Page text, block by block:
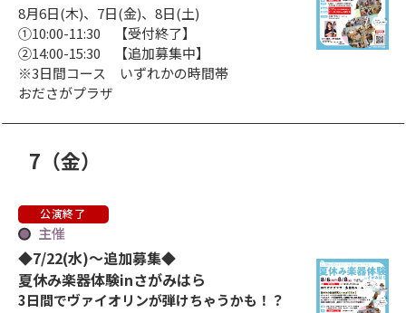
8月6日(木)、7日(金)、8日(土)
①10:00-11:30 【受付終了】
②14:00-15:30 【追加募集中】
※3日間コース いずれかの時間帯
おださがプラザ
7 （金）
公演終了
主催
◆7/22(水)～追加募集◆
夏休み楽器体験inさがみはら
3日間でヴァイオリンが弾けちゃうかも！？